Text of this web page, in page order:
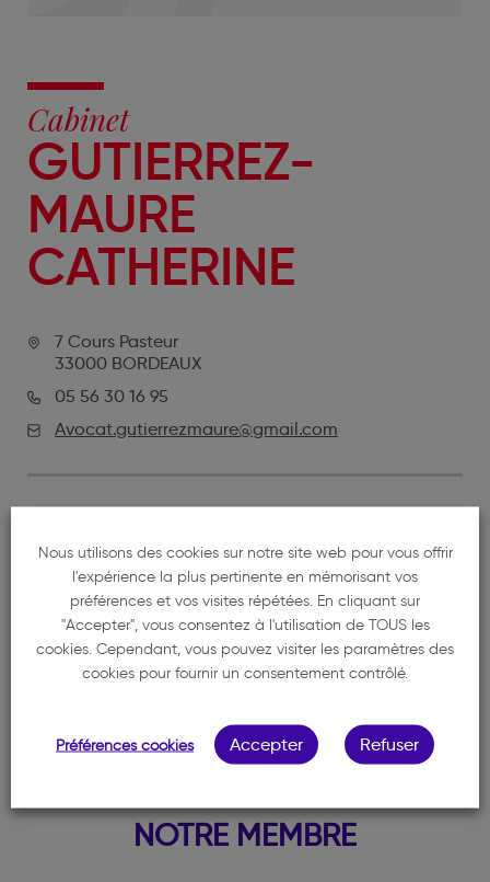
Cabinet
GUTIERREZ-
MAURE
CATHERINE
7 Cours Pasteur
33000 BORDEAUX
05 56 30 16 95
Avocat.gutierrezmaure@gmail.com
24 Cours Georges Clémenceau
33240 ST ANDRE DE CUBZAC
05 57 68 82 47
NOTRE MEMBRE
Nous utilisons des cookies sur notre site web pour vous offrir
l'expérience la plus pertinente en mémorisant vos
préférences et vos visites répétées. En cliquant sur
"Accepter", vous consentez à l'utilisation de TOUS les
cookies. Cependant, vous pouvez visiter les paramètres des
cookies pour fournir un consentement contrôlé.
Préférences cookies Accepter Refuser